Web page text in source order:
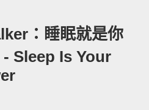
：睡眠就是你
- Sleep Is Your